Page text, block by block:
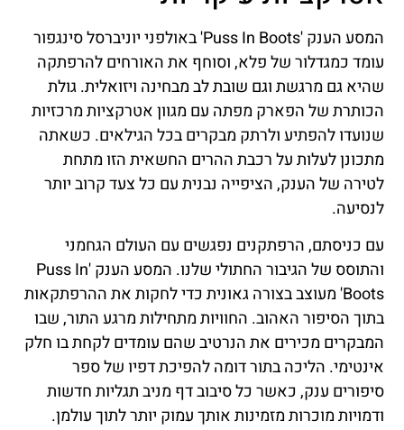
המסע הענק 'Puss In Boots' באולפני יוניברסל סינגפור
עומד כמגדלור של פלא, וסוחף את האורחים להרפתקה
שהיא גם מרגשת וגם שובת לב מבחינה ויזואלית. גולת
הכותרת של הפארק מפתה עם מגוון אטרקציות מרכזיות
שנועדו להפתיע ולרתק מבקרים בכל הגילאים. כשאתה
מתכונן לעלות על רכבת ההרים החשאית הזו מתחת
לטירה של הענק, הציפייה נבנית עם כל צעד קרוב יותר
לנסיעה.
עם כניסתם, הרפתקנים נפגשים עם העולם הגחמני
והתוסס של הגיבור החתולי שלנו. המסע הענק 'Puss In
Boots' מעוצב בצורה גאונית כדי לחקות את ההרפתקאות
בתוך הסיפור האהוב. החוויות מתחילות מרגע התור, שבו
המבקרים מכירים את הנרטיב שהם עומדים לקחת בו חלק
אינטימי. הליכה בתור דומה להפיכת דפיו של ספר
סיפורים ענק, כאשר כל סיבוב דף מניב תגליות חדשות
ודמויות מוכרות מזמינות אותך עמוק יותר לתוך עולמן.